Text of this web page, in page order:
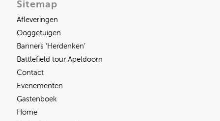
Sitemap
Afleveringen
Ooggetuigen
Banners ‘Herdenken’
Battlefield tour Apeldoorn
Contact
Evenementen
Gastenboek
Home